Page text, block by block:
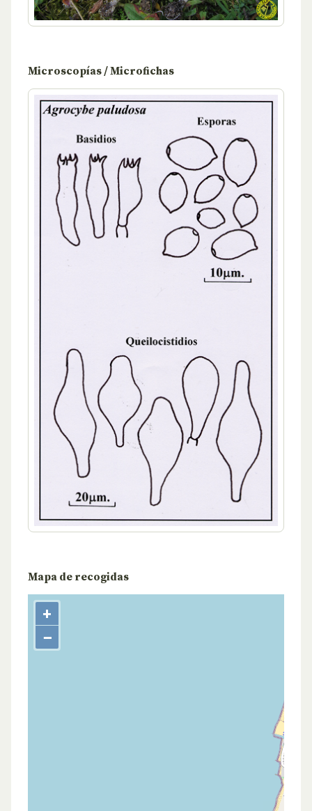
Microscopías / Microfichas
Mapa de recogidas
+
−